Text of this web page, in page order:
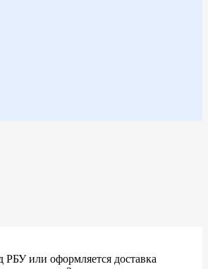
или оформляется доставка